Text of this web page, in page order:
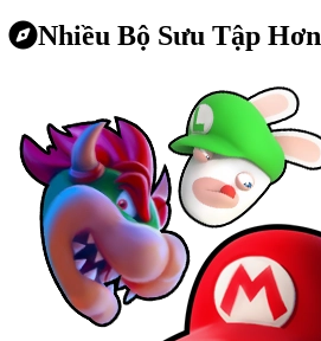
Nhiều Bộ Sưu Tập Hơn